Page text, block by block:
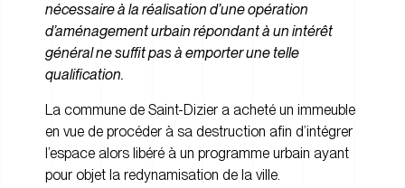
nécessaire à la réalisation d’une opération
d’aménagement urbain répondant à un intérêt
général ne suffit pas à emporter une telle
qualification.
La commune de Saint-Dizier a acheté un immeuble
en vue de procéder à sa destruction afin d’intégrer
l’espace alors libéré à un programme urbain ayant
pour objet la redynamisation de la ville.